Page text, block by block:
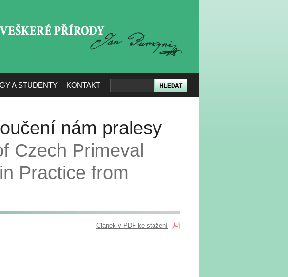
A STUDENTY KONTAKT
nám pralesy
Czech Primeval
Practice from
Článek v PDF ke stažení